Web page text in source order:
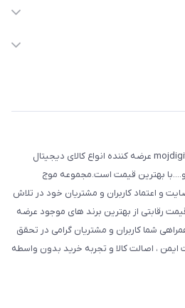
فروشگاه اینترنتی موج دیجیت mojdigit.ir عرضه کننده انواع کالای دیجیتال
بهترین قیمت است.مجموعه موج
و اعتماد کاربران و مشتریان خود در تلاش
رقابتی از بهترین برند های موجود عرضه
شما کاربران و مشتریان گرامی در تحقق
، اصالت کالا و تجربه خرید بدون واسطه